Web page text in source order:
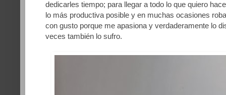
dedicarles tiempo; para llegar a todo lo que quiero
lo más productiva posible y en muchas ocasiones
con gusto porque me apasiona y verdaderamente lo
veces también lo sufro.